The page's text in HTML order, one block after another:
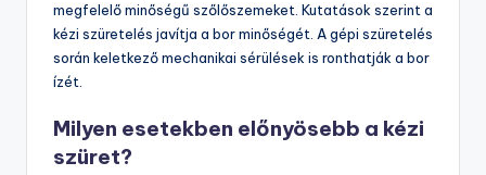
megfelelő minőségű szőlőszemeket. Kutatások szerint a
kézi szüretelés javítja a bor minőségét. A gépi szüretelés
során keletkező mechanikai sérülések is ronthatják a bor
ízét.
Milyen esetekben előnyösebb a kézi
szüret?